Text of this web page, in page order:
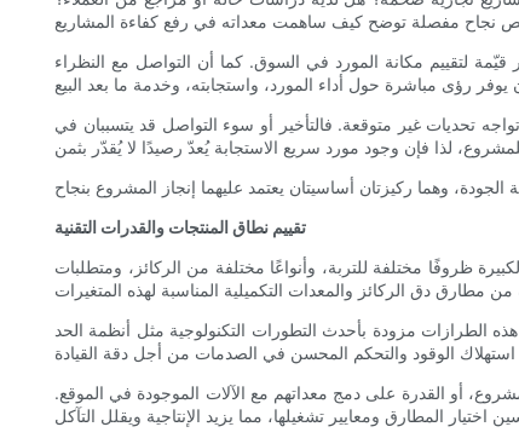
قيّمة لتقييم مكانة المورد في السوق. كما أن التواصل مع النظراء
تحديات غير متوقعة. فالتأخير أو سوء التواصل قد يتسببان في
تقييم نطاق المنتجات والقدرات التقنية
ظروفًا مختلفة للتربة، وأنواعًا مختلفة من الركائز، ومتطلبات
الطرازات مزودة بأحدث التطورات التكنولوجية مثل أنظمة الحد
أو القدرة على دمج معداتهم مع الآلات الموجودة في الموقع.